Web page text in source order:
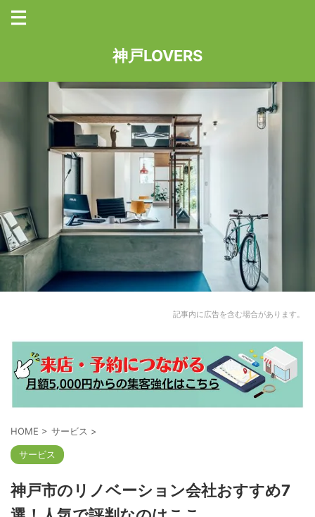
神戸LOVERS
記事内に広告を含む場合があります。
HOME > サービス >
サービス
神戸市のリノベーション会社おすすめ7